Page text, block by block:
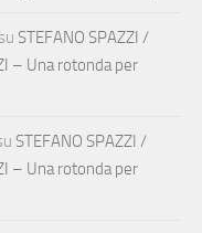
su STEFANO SPAZZI /
– Una rotonda per
STEFANO SPAZZI /
– Una rotonda per